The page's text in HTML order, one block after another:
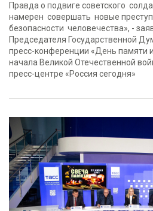
Правда о подвиге советского
намерен совершать новые
безопасности человечества», -
Председателя Государственной
пресс-конференции «День памяти
начала Великой Отечественной
пресс-центре «Россия сегодня»